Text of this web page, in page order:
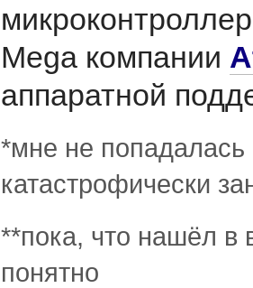
Mega компании
аппаратной
*мне не
катастрофически
**пока, что нашёл в
понятно